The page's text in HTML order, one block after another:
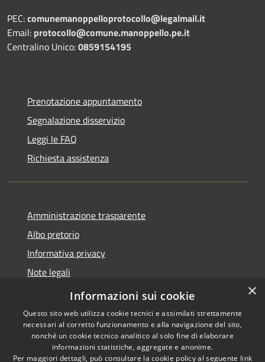
PEC:comunemanoppelloprotocollo@legalmail.it
Email: protocollo@comune.manoppello.pe.it
Centralino Unico:0859154195
Prenotazione appuntamento
Segnalazione disservizio
Leggi le FAQ
Richiesta assistenza
Amministrazione trasparente
Albo pretorio
Informativa privacy
Note legali
Dichiarazione di accessibilità
Copyright © 2026 • Comune di
×
Informazioni sui cookie
Questo sito web utilizza cookie tecnici e assimilati strettamente
necessari al corretto funzionamento e alla navigazione del sito,
nonché un cookie tecnico analitico al solo fine di elaborare
informazioni statistiche, aggregate e anonime.
Per maggiori dettagli, può consultare la cookie policy al seguente link